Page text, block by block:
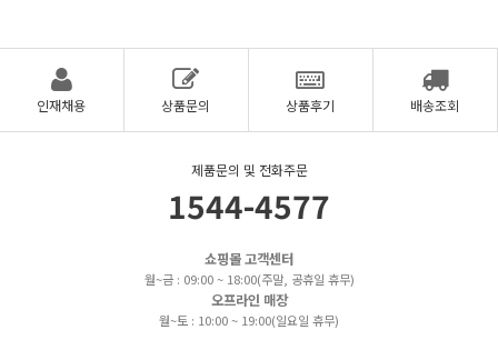
인재채용 상품문의 상품후기 배송조회
제품문의 및 전화주문
1544-4577
쇼핑몰 고객센터
월~금 : 09:00 ~ 18:00(주말, 공휴일 휴무)
오프라인 매장
월~토 : 10:00 ~ 19:00(일요일 휴무)